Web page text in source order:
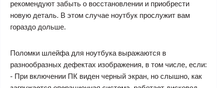
рекомендуют забыть о восстановлении и приобрести
новую деталь. В этом случае ноутбук прослужит вам
гораздо дольше.
Поломки шлейфа для ноутбука выражаются в
разнообразных дефектах изображения, в том числе, если:
- При включении ПК виден черный экран, но слышно, как